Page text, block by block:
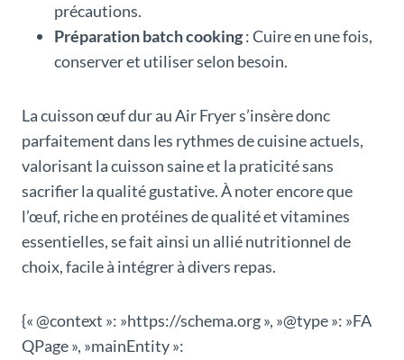
précautions.
Préparation batch cooking: Cuire en une fois,
conserver et utiliser selon besoin.
La cuisson œuf dur au Air Fryer s’insère donc
parfaitement dans les rythmes de cuisine actuels,
valorisant la cuisson saine et la praticité sans
sacrifier la qualité gustative. À noter encore que
l’œuf, riche en protéines de qualité et vitamines
essentielles, se fait ainsi un allié nutritionnel de
choix, facile à intégrer à divers repas.
{« @context »: »https://schema.org », »@type »: »FA
QPage », »mainEntity »: